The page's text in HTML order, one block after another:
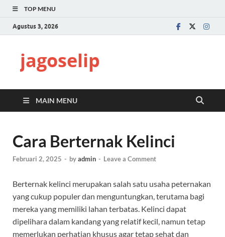
TOP MENU
Agustus 3, 2026
jagoselip
MAIN MENU
Cara Berternak Kelinci
Februari 2, 2025 - byadmin - Leave a Comment
Berternak kelinci merupakan salah satu usaha peternakan
yang cukup populer dan menguntungkan, terutama bagi
mereka yang memiliki lahan terbatas. Kelinci dapat
dipelihara dalam kandang yang relatif kecil, namun tetap
memerlukan perhatian khusus agar tetap sehat dan